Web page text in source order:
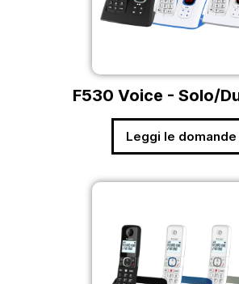
F530 Voice - Solo/
Leggi le domande